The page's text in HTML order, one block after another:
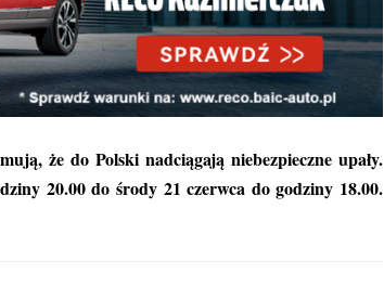
że do Polski nadciągają niebezpieczne upały.
20.00 do środy 21 czerwca do godziny 18.00.